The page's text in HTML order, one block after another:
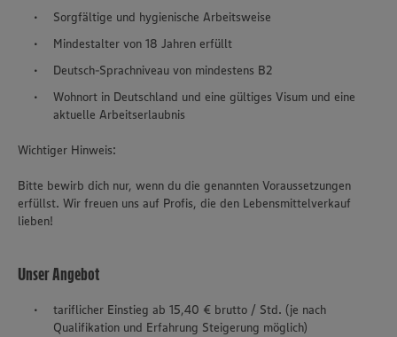
Sorgfältige und hygienische Arbeitsweise
Mindestalter von 18 Jahren erfüllt
Deutsch-Sprachniveau von mindestens B2
Wohnort in Deutschland und eine gültiges Visum und eine
aktuelle Arbeitserlaubnis
Wichtiger Hinweis:
Bitte bewirb dich nur, wenn du die genannten Voraussetzungen
erfüllst. Wir freuen uns auf Profis, die den Lebensmittelverkauf
lieben!
Unser Angebot
tariflicher Einstieg ab 15,40 € brutto / Std. (je nach
Qualifikation und Erfahrung Steigerung möglich)